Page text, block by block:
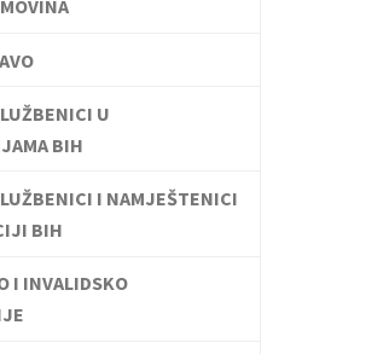
U
BIH
I NAMJEŠTENICI
BIH
I INVALIDSKO